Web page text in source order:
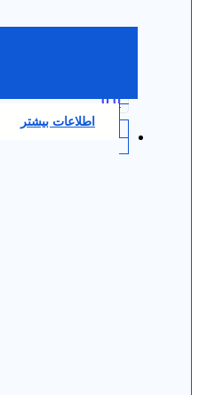
0.0
اطلاعات بیشتر